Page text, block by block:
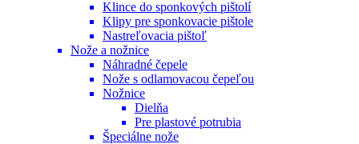
Klince do sponkových pištolí
Klipy pre sponkovacie pištole
Nastreľovacia pištoľ
Nože a nožnice
Náhradné čepele
Nože s odlamovacou čepeľou
Nožnice
Dielňa
Pre plastové potrubia
Špeciálne nože